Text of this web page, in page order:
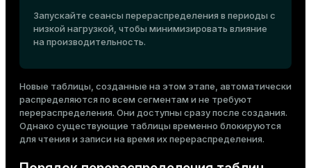
Запускайте сеансы перераспределения в периоды с
низкой нагрузкой, чтобы минимизировать влияние
на производительность.
Новые таблицы, созданные на этом этапе, автоматически
распределяются по всем сегментам и не требуют
перераспределения. Они доступны сразу после создания.
Однако существующие таблицы временно блокируются
для чтения и записи на время их перераспределения.